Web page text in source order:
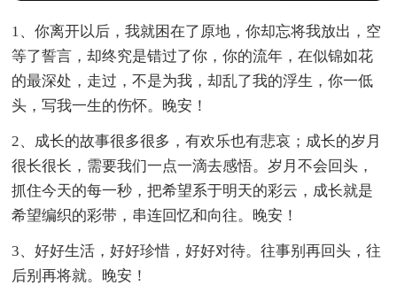
1、你离开以后，我就困在了原地，你却忘将我放出，空
等了誓言，却终究是错过了你，你的流年，在似锦如花
的最深处，走过，不是为我，却乱了我的浮生，你一低
头，写我一生的伤怀。晚安！
2、成长的故事很多很多，有欢乐也有悲哀；成长的岁月
很长很长，需要我们一点一滴去感悟。岁月不会回头，
抓住今天的每一秒，把希望系于明天的彩云，成长就是
希望编织的彩带，串连回忆和向往。晚安！
3、好好生活，好好珍惜，好好对待。往事别再回头，往
后别再将就。晚安！